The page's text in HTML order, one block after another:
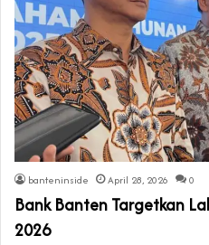
banteninside April 28, 2026 0
Bank Banten Targetkan
2026